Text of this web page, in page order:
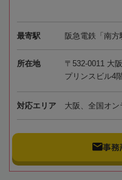
最寄駅 阪急電鉄「南方
所在地
〒532-0011 大
プリンスビル4
対応エリア 大阪、全国オ
事務